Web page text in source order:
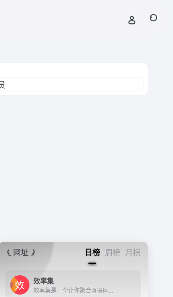
网址 日榜 周榜 月榜
效率集
效率集是一个让你聚合互联网...